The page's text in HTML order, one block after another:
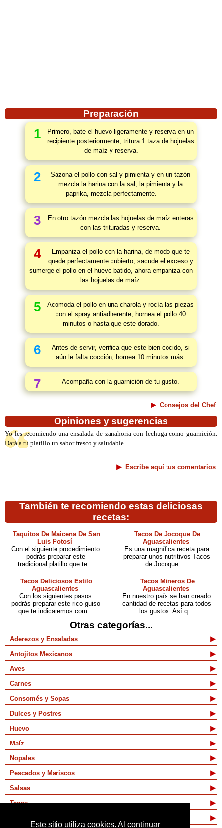
Este sitio utiliza cookies. Al continuar
Preparación
1
Primero, bate el huevo ligeramente y reserva en un
recipiente posteriormente, tritura 1 taza de hojuelas
de maíz y reserva.
2
Sazona el pollo con sal y pimienta y en un tazón
mezcla la harina con la sal, la pimienta y la
paprika, mezcla perfectamente.
3
En otro tazón mezcla las hojuelas de maíz enteras
con las trituradas y reserva.
4
Empaniza el pollo con la harina, de modo que te
quede perfectamente cubierto, sacude el exceso y
sumerge el pollo en el huevo batido, ahora empaniza con
las hojuelas de maíz.
5
Acomoda el pollo en una charola y rocía las piezas
con el spray antiadherente, hornea el pollo 40
minutos o hasta que este dorado.
6
Antes de servir, verifica que este bien cocido, si
aún le falta cocción, hornea 10 minutos más.
7 Acompaña con la guarnición de tu gusto.
Consejos del Chef
Opiniones y sugerencias
Yo les recomiendo una ensalada de zanahoria con lechuga como guarnición.
Dará a tu platillo un sabor fresco y saludable.
Escribe aquí tus comentarios
También te recomiendo estas deliciosas
recetas:
Taquitos De Maicena De San
Luis Potosí
Con el siguiente procedimiento
podrás preparar este
tradicional platillo que te...
Tacos De Jocoque De
Aguascalientes
Es una magnífica receta para
preparar unos nutritivos Tacos
de Jocoque. ...
Tacos Deliciosos Estilo
Aguascalientes
Con los siguientes pasos
podrás preparar este rico guiso
que te indicaremos com...
Tacos Mineros De
Aguascalientes
En nuestro país se han creado
cantidad de recetas para todos
los gustos. Así q...
Otras categorías...
Aderezos y Ensaladas
Antojitos Mexicanos
Aves
Carnes
Consomés y Sopas
Dulces y Postres
Huevo
Maíz
Nopales
Pescados y Mariscos
Salsas
Tacos